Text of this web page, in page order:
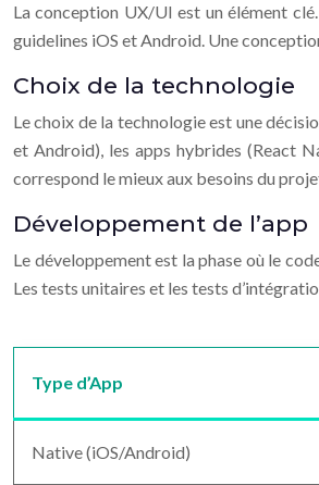
La conception UX/UI est un élément
guidelines iOS et Android. Une
Choix de la technologie
Le choix de la technologie est une
et Android), les apps hybrides (React
correspond le mieux aux besoins du
Développement de l’app
Le développement est la phase où le
Les tests unitaires et les tests
Type d’App
Native (iOS/Android)